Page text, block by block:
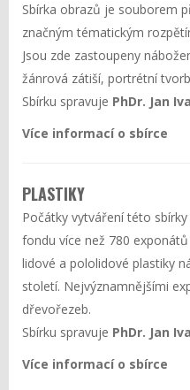
Sbírka obrazů je souborem
značným tématickým
Jsou zde zastoupeny
žánrová zátiší, portrétní
Sbírku spravuje PhDr. Jan
Více informací o sbírce
PLASTIKY
Počátky vytváření této
fondu více než 780
lidové a pololidové plastiky
století. Nejvýznamnějšími
dřevořezeb.
Sbírku spravuje PhDr. Jan
Více informací o sbírce